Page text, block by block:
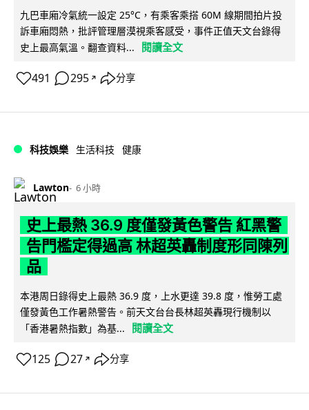
九巴車廂冷氣統一設定 25°C，有乘客乘搭 60M 線期間拍片投
訴車廂悶熱，批評管理層漠視乘客感受，事件正值天文台錄得
史上最高氣溫。翻查資料...
閱讀全文
491 295 ↗ 分享
科技娛樂 生活科技 健康
Lawton 6 小時
史上最熱 36.9 度僅發黃色警告 紅黑警
告門檻定得過高 林超英轟制度形同陳列
品
本港周日錄得史上最熱 36.9 度，上水更達 39.8 度，惟勞工處
僅發黃色工作暑熱警告。前天文台台長林超英轟現行機制以
「香港暑熱指數」為基...
閱讀全文
125 27 ↗ 分享